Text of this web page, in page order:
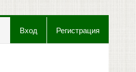
Вход Регистрация